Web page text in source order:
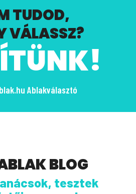
TUDOD,
VÁLASSZ?
Ablakválasztó
BLOG
tesztek